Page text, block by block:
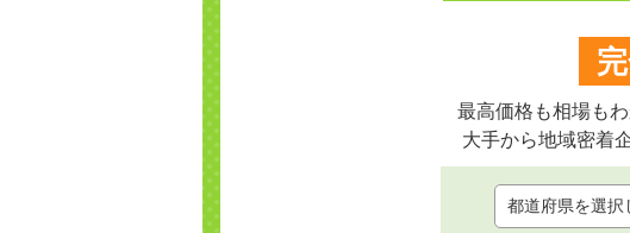
最高価格も相場も
大手から地域密着